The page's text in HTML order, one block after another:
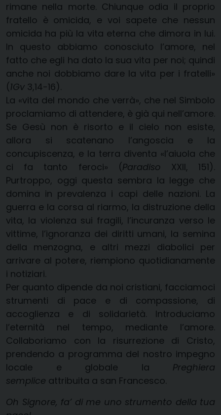
rimane nella morte. Chiunque odia il proprio
fratello è omicida, e voi sapete che nessun
omicida ha più la vita eterna che dimora in lui.
In questo abbiamo conosciuto l’amore, nel
fatto che egli ha dato la sua vita per noi; quindi
anche noi dobbiamo dare la vita per i fratelli»
(1Gv 3,14-16).
La «vita del mondo che verrà», che nel Simbolo
proclamiamo di attendere, è già qui nell’amore.
Se Gesù non è risorto e il cielo non esiste,
allora si scatenano l’angoscia e la
concupiscenza, e la terra diventa «l’aiuola che
ci fa tanto feroci» (Paradiso XXII, 151).
Purtroppo, oggi questa sembra la legge che
domina in prevalenza i capi delle nazioni. La
guerra e la corsa al riarmo, la distruzione della
vita, la violenza sui fragili, l’incuranza verso le
vittime, l’ignoranza dei diritti umani, la semina
della menzogna, e altri mezzi diabolici per
arrivare al potere, riempiono quotidianamente
i notiziari.
Per quanto dipende da noi cristiani, facciamoci
strumenti di pace e di compassione, di
accoglienza e di solidarietà. Introduciamo
l’eternità nel tempo, mediante l’amore.
Collaboriamo con la risurrezione di Cristo,
prendendo a programma del nostro impegno
locale e globale la Preghiera
semplice attribuita a san Francesco.
Oh Signore, fa’ di me uno strumento della tua